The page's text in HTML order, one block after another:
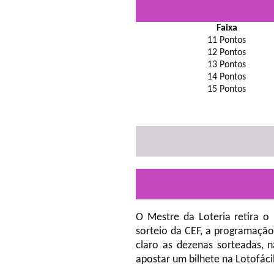
Faixa
11 Pontos
12 Pontos
13 Pontos
14 Pontos
15 Pontos
O Mestre da Loteria retira o
sorteio da CEF, a
claro as dezenas sorteadas,
apostar um bilhete na